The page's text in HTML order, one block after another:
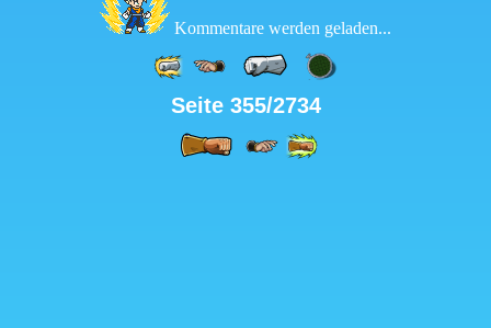
Kommentare werden geladen...
Seite 355/2734